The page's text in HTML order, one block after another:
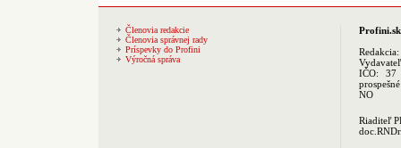
Členovia redakcie
Členovia správnej rady
Príspevky do Profini
Výročná správa
Profini.sk
Redakcia:
IČO: 37
NO
Riaditeľ